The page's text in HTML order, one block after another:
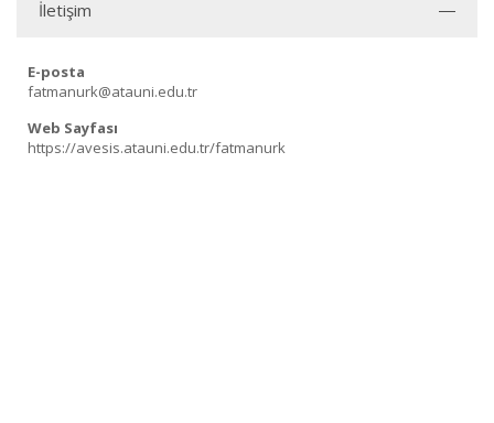
İletişim
E-posta
fatmanurk@atauni.edu.tr
Web Sayfası
https://avesis.atauni.edu.tr/fatmanurk